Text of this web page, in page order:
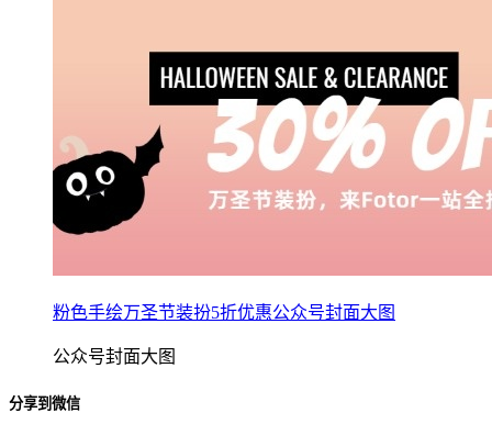
粉色手绘万圣节装扮5折优惠公众号封面大图
公众号封面大图
分享到微信